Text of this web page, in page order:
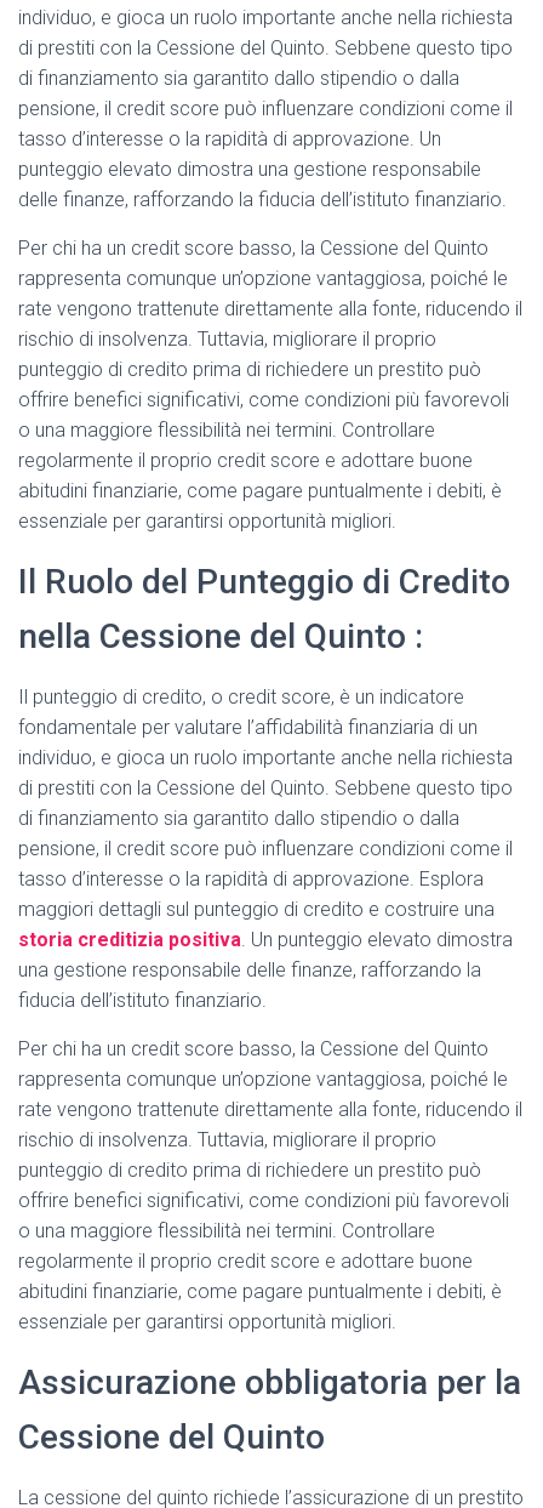
individuo, e gioca un ruolo importante anche nella richiesta
di prestiti con la Cessione del Quinto. Sebbene questo tipo
di finanziamento sia garantito dallo stipendio o dalla
pensione, il credit score può influenzare condizioni come il
tasso d’interesse o la rapidità di approvazione. Un
punteggio elevato dimostra una gestione responsabile
delle finanze, rafforzando la fiducia dell’istituto finanziario.
Per chi ha un credit score basso, la Cessione del Quinto
rappresenta comunque un’opzione vantaggiosa, poiché le
rate vengono trattenute direttamente alla fonte, riducendo il
rischio di insolvenza. Tuttavia, migliorare il proprio
punteggio di credito prima di richiedere un prestito può
offrire benefici significativi, come condizioni più favorevoli
o una maggiore flessibilità nei termini. Controllare
regolarmente il proprio credit score e adottare buone
abitudini finanziarie, come pagare puntualmente i debiti, è
essenziale per garantirsi opportunità migliori.
Il Ruolo del Punteggio di Credito
nella Cessione del Quinto :
Il punteggio di credito, o credit score, è un indicatore
fondamentale per valutare l’affidabilità finanziaria di un
individuo, e gioca un ruolo importante anche nella richiesta
di prestiti con la Cessione del Quinto. Sebbene questo tipo
di finanziamento sia garantito dallo stipendio o dalla
pensione, il credit score può influenzare condizioni come il
tasso d’interesse o la rapidità di approvazione. Esplora
maggiori dettagli sul punteggio di credito e costruire una
storia creditizia positiva. Un punteggio elevato dimostra
una gestione responsabile delle finanze, rafforzando la
fiducia dell’istituto finanziario.
Per chi ha un credit score basso, la Cessione del Quinto
rappresenta comunque un’opzione vantaggiosa, poiché le
rate vengono trattenute direttamente alla fonte, riducendo il
rischio di insolvenza. Tuttavia, migliorare il proprio
punteggio di credito prima di richiedere un prestito può
offrire benefici significativi, come condizioni più favorevoli
o una maggiore flessibilità nei termini. Controllare
regolarmente il proprio credit score e adottare buone
abitudini finanziarie, come pagare puntualmente i debiti, è
essenziale per garantirsi opportunità migliori.
Assicurazione obbligatoria per la
Cessione del Quinto
La cessione del quinto richiede l’assicurazione di un prestito